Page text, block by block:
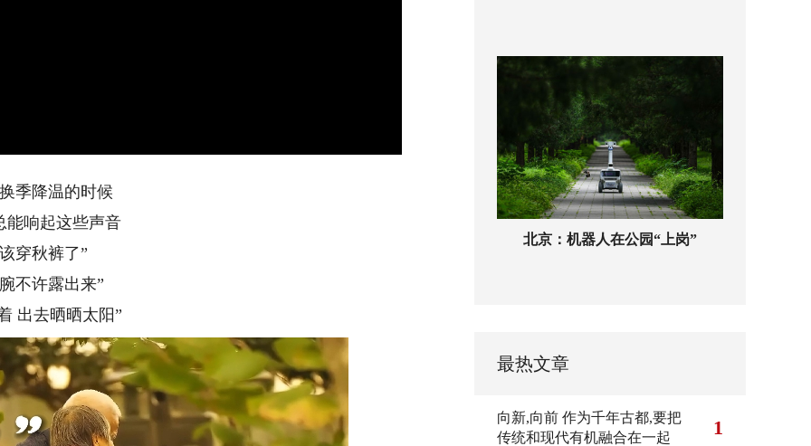
季降温的时候
能响起这些声音
穿秋裤了”
不许露出来”
出去晒晒太阳”
北京：机器人在公园“上岗”
最热文章
向新,向前 作为千年古都,要把
传统和现代有机融合在一起
1